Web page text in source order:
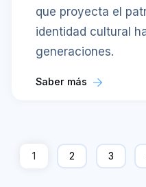
que proyecta el
identidad cultural
generaciones.
Saber más
1 2 3